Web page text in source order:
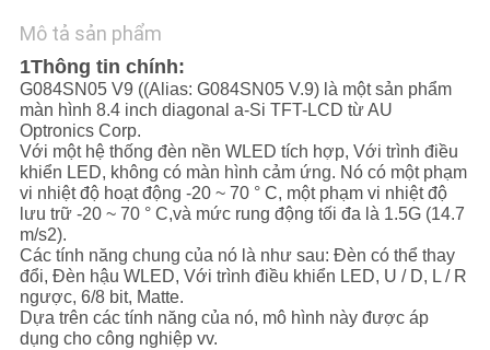
ĐỒ
TRANG
WEB
PRIVACY
POLICY
Mô tả sản phẩm
1Thông tin chính:
G084SN05 V9 ((Alias: G084SN05 V.9) là một sản phẩm
màn hình 8.4 inch diagonal a-Si TFT-LCD từ AU
Optronics Corp.
Với một hệ thống đèn nền WLED tích hợp, Với trình điều
khiển LED, không có màn hình cảm ứng. Nó có một phạm
vi nhiệt độ hoạt động -20 ~ 70 ° C, một phạm vi nhiệt độ
lưu trữ -20 ~ 70 ° C,và mức rung động tối đa là 1.5G (14.7
m/s2).
Các tính năng chung của nó là như sau: Đèn có thể thay
đổi, Đèn hậu WLED, Với trình điều khiển LED, U / D, L / R
ngược, 6/8 bit, Matte.
Dựa trên các tính năng của nó, mô hình này được áp
dụng cho công nghiệp vv.